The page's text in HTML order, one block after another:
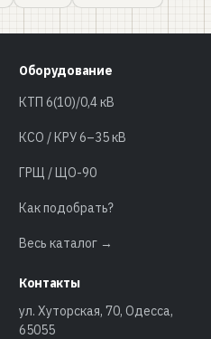
Оборудование
КТП 6(10)/0,4 кВ
КСО / КРУ 6–35 кВ
ГРЩ / ЩО-90
Как подобрать?
Весь каталог →
Контакты
ул. Хуторская, 70, Одесса,
65055